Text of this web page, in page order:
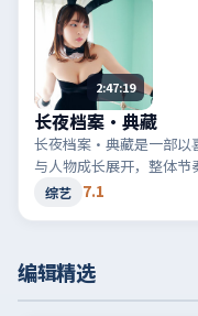
2:47:19
长夜档案·典藏
长夜档案·典藏是一部以
与人物成长展开，整体节
综艺 7.1
编辑精选